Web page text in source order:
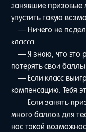
занявшие призовые
упустить такую
— Ничего не
класса.
— Я знаю, что это
потерять свои баллы.
— Если класс
компенсацию. Тебя
— Если занять
много баллов для
нас такой